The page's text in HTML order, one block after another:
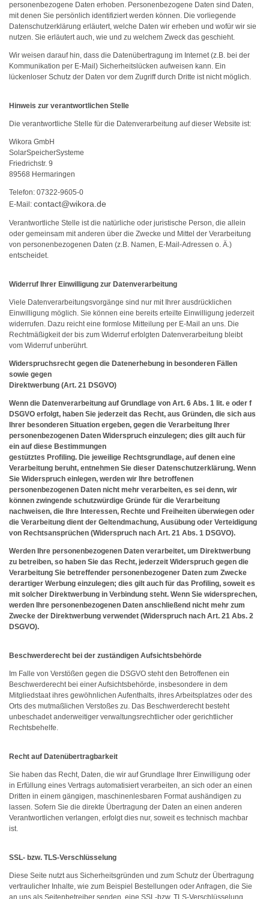
personenbezogene Daten erhoben. Personenbezogene Daten sind Daten,
mit denen Sie persönlich identifiziert werden können. Die vorliegende
Datenschutzerklärung erläutert, welche Daten wir erheben und wofür wir sie
nutzen. Sie erläutert auch, wie und zu welchem Zweck das geschieht.
Wir weisen darauf hin, dass die Datenübertragung im Internet (z.B. bei der
Kommunikation per E-Mail) Sicherheitslücken aufweisen kann. Ein
lückenloser Schutz der Daten vor dem Zugriff durch Dritte ist nicht möglich.
Hinweis zur verantwortlichen Stelle
Die verantwortliche Stelle für die Datenverarbeitung auf dieser Website ist:
Wikora GmbH
SolarSpeicherSysteme
Friedrichstr. 9
89568 Hermaringen
Telefon: 07322-9605-0
E-Mail: contact@wikora.de
Verantwortliche Stelle ist die natürliche oder juristische Person, die allein
oder gemeinsam mit anderen über die Zwecke und Mittel der Verarbeitung
von personenbezogenen Daten (z.B. Namen, E-Mail-Adressen o. Ä.)
entscheidet.
Widerruf Ihrer Einwilligung zur Datenverarbeitung
Viele Datenverarbeitungsvorgänge sind nur mit Ihrer ausdrücklichen
Einwilligung möglich. Sie können eine bereits erteilte Einwilligung jederzeit
widerrufen. Dazu reicht eine formlose Mitteilung per E-Mail an uns. Die
Rechtmäßigkeit der bis zum Widerruf erfolgten Datenverarbeitung bleibt
vom Widerruf unberührt.
Widerspruchsrecht gegen die Datenerhebung in besonderen Fällen
sowie gegen
Direktwerbung (Art. 21 DSGVO)
Wenn die Datenverarbeitung auf Grundlage von Art. 6 Abs. 1 lit. e oder f
DSGVO erfolgt, haben Sie jederzeit das Recht, aus Gründen, die sich aus
Ihrer besonderen Situation ergeben, gegen die Verarbeitung Ihrer
personenbezogenen Daten Widerspruch einzulegen; dies gilt auch für
ein auf diese Bestimmungen
gestütztes Profiling. Die jeweilige Rechtsgrundlage, auf denen eine
Verarbeitung beruht, entnehmen Sie dieser Datenschutzerklärung. Wenn
Sie Widerspruch einlegen, werden wir Ihre betroffenen
personenbezogenen Daten nicht mehr verarbeiten, es sei denn, wir
können zwingende schutzwürdige Gründe für die Verarbeitung
nachweisen, die Ihre Interessen, Rechte und Freiheiten überwiegen oder
die Verarbeitung dient der Geltendmachung, Ausübung oder Verteidigung
von Rechtsansprüchen (Widerspruch nach Art. 21 Abs. 1 DSGVO).
Werden Ihre personenbezogenen Daten verarbeitet, um Direktwerbung
zu betreiben, so haben Sie das Recht, jederzeit Widerspruch gegen die
Verarbeitung Sie betreffender personenbezogener Daten zum Zwecke
derartiger Werbung einzulegen; dies gilt auch für das Profiling, soweit es
mit solcher Direktwerbung in Verbindung steht. Wenn Sie widersprechen,
werden Ihre personenbezogenen Daten anschließend nicht mehr zum
Zwecke der Direktwerbung verwendet (Widerspruch nach Art. 21 Abs. 2
DSGVO).
Beschwerderecht bei der zuständigen Aufsichtsbehörde
Im Falle von Verstößen gegen die DSGVO steht den Betroffenen ein
Beschwerderecht bei einer Aufsichtsbehörde, insbesondere in dem
Mitgliedstaat ihres gewöhnlichen Aufenthalts, ihres Arbeitsplatzes oder des
Orts des mutmaßlichen Verstoßes zu. Das Beschwerderecht besteht
unbeschadet anderweitiger verwaltungsrechtlicher oder gerichtlicher
Rechtsbehelfe.
Recht auf Datenübertragbarkeit
Sie haben das Recht, Daten, die wir auf Grundlage Ihrer Einwilligung oder
in Erfüllung eines Vertrags automatisiert verarbeiten, an sich oder an einen
Dritten in einem gängigen, maschinenlesbaren Format aushändigen zu
lassen. Sofern Sie die direkte Übertragung der Daten an einen anderen
Verantwortlichen verlangen, erfolgt dies nur, soweit es technisch machbar
ist.
SSL- bzw. TLS-Verschlüsselung
Diese Seite nutzt aus Sicherheitsgründen und zum Schutz der Übertragung
vertraulicher Inhalte, wie zum Beispiel Bestellungen oder Anfragen, die Sie
an uns als Seitenbetreiber senden, eine SSL-bzw. TLS-Verschlüsselung.